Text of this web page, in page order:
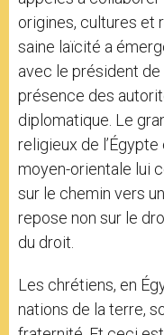
origines, cultures et
saine laïcité a
avec le président de
présence des
diplomatique. Le
religieux de
moyen-orientale lui
sur le chemin vers
repose non sur le
du droit.
Les chrétiens, en
nations de la terre,